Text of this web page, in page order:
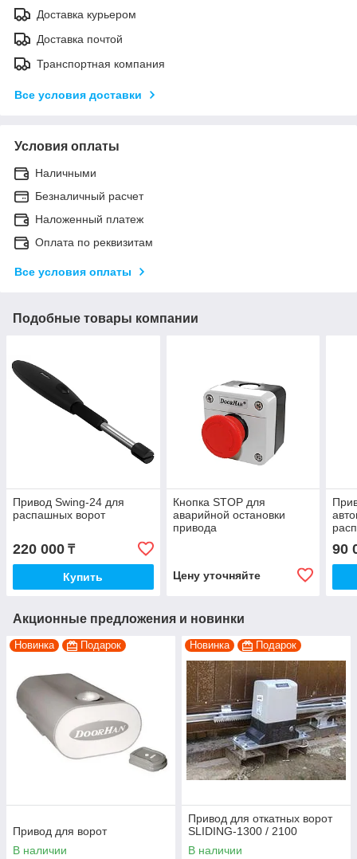
Доставка курьером
Доставка почтой
Транспортная компания
Все условия доставки
Условия оплаты
Наличными
Безналичный расчет
Наложенный платеж
Оплата по реквизитам
Все условия оплаты
Подобные товары компании
Привод Swing-24 для
распашных ворот
220 000 ₸
Купить
Кнопка STOP для
аварийной остановки
привода
Цену уточняйте
90
Акционные предложения и новинки
Новинка Подарок
Привод для ворот
В наличии
Новинка Подарок
Привод для откатных ворот
SLIDING-1300 / 2100
В наличии